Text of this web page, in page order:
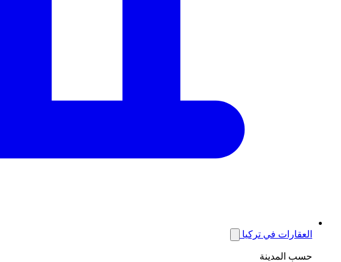
العقارات في تركيا
حسب المدينة